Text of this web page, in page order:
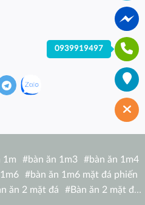
1m #bàn ăn 1m3 #bàn ăn 1m4
#bàn ăn 1m6 mặt đá phiến
ăn 2 mặt đá #Bàn ăn 2 mặt đá
0939919497